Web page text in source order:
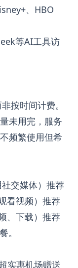
、HBO
等AI工具访
按时间计费。
未用完，服务
频繁使用但希
交媒体）推荐
看视频）推荐
、下载）推荐
。
实惠机场赠送